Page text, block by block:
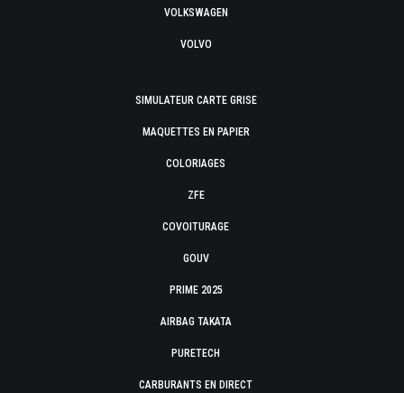
VOLKSWAGEN
VOLVO
SIMULATEUR CARTE GRISE
MAQUETTES EN PAPIER
COLORIAGES
ZFE
COVOITURAGE
GOUV
PRIME 2025
AIRBAG TAKATA
PURETECH
CARBURANTS EN DIRECT